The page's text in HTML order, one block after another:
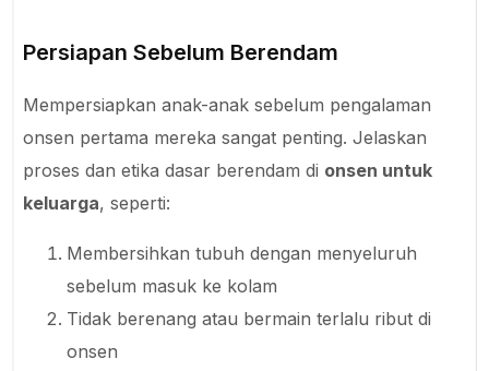
Persiapan Sebelum Berendam
Mempersiapkan anak-anak sebelum pengalaman
onsen pertama mereka sangat penting. Jelaskan
proses dan etika dasar berendam di onsen untuk
keluarga, seperti:
Membersihkan tubuh dengan menyeluruh
sebelum masuk ke kolam
Tidak berenang atau bermain terlalu ribut di
onsen